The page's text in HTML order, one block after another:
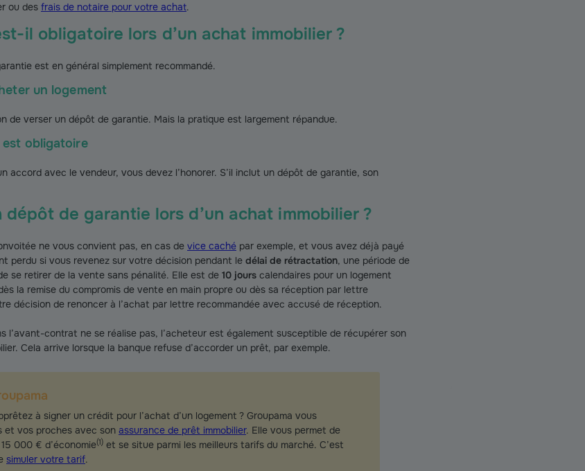
ou des frais de notaire pour votre achat.
il obligatoire lors d’un achat immobilier ?
est en général simplement recommandé.
un logement
de verser un dépôt de garantie. Mais la pratique est largement répandue.
obligatoire
accord avec le vendeur, vous devez l’honorer. S’il inclut un dépôt de garantie, son
de garantie lors d’un achat immobilier ?
ne vous convient pas, en cas de vice caché par exemple, et vous avez déjà payé
perdu si vous revenez sur votre décision pendant le délai de rétractation, une période de
se retirer de la vente sans pénalité. Elle est de 10 jours calendaires pour un logement
la remise du compromis de vente en main propre ou dès sa réception par lettre
décision de renoncer à l’achat par lettre recommandée avec accusé de réception.
l’avant-contrat ne se réalise pas, l’acheteur est également susceptible de récupérer son
Cela arrive lorsque la banque refuse d’accorder un prêt, par exemple.
à signer un crédit pour l’achat d’un logement ? Groupama vous
et vos proches avec son assurance de prêt immobilier. Elle vous permet de
000 € d’économie(1) et se situe parmi les meilleurs tarifs du marché. C’est
simuler votre tarif.